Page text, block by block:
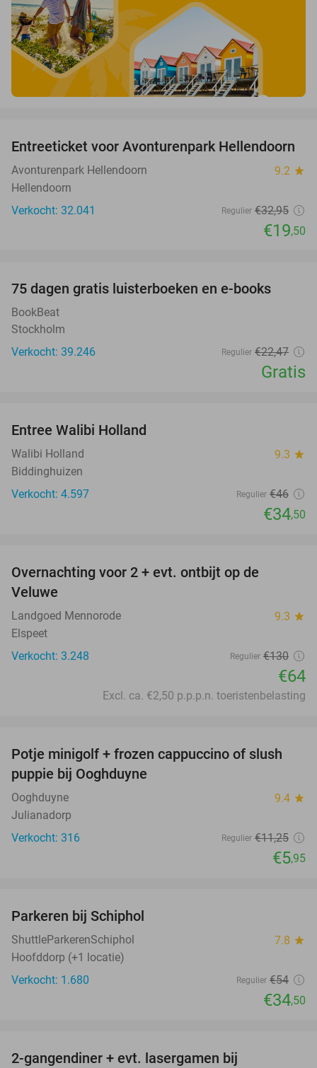
41%
Entreeticket voor Avonturenpark Hellendoorn
Avonturenpark Hellendoorn 9.2 star
Hellendoorn
Verkocht: 32.041
Regulier €32,95
€19,50
75 dagen gratis luisterboeken en e-books
BookBeat
Stockholm
Verkocht: 39.246
Regulier €22,47
Gratis
Entree Walibi Holland
Walibi Holland 9.3 star
Biddinghuizen
Verkocht: 4.597
Regulier €46
€34,50
Overnachting voor 2 + evt. ontbijt op de
Veluwe
Landgoed Mennorode 9.3 star
Elspeet
Verkocht: 3.248
Regulier €130
€64
Excl. ca. €2,50 p.p.p.n. toeristenbelasting
47%
Potje minigolf + frozen cappuccino of slush
puppie bij Ooghduyne
Ooghduyne 9.4 star
Julianadorp
Verkocht: 316
Regulier €11,25
€5,95
Parkeren bij Schiphol
ShuttleParkerenSchiphol 7.8 star
Hoofddorp (+1 locatie)
Verkocht: 1.680
Regulier €54
€34,50
2-gangendiner + evt. lasergamen bij